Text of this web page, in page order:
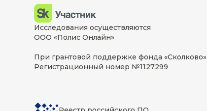
Исследования осуществляются
ООО «Полис Онлайн»
При грантовой поддержке фонда «Сколково»
Регистрационный номер №1127299